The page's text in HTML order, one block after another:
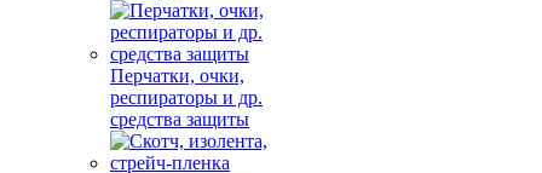
Перчатки, очки,
респираторы и др.
средства защиты